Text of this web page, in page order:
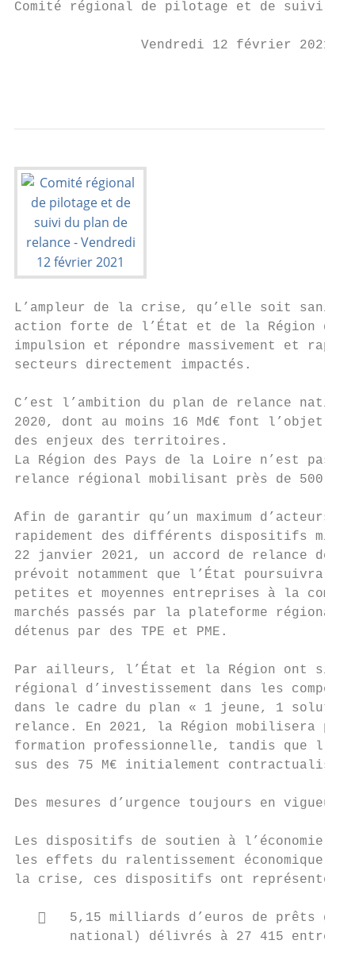
Comité régional de pilotage et de suivi du
                Vendredi 12 février 2021
L’ampleur de la crise, qu’elle soit
action forte de l’État et de la Région des
impulsion et répondre massivement et
secteurs directement impactés.
C’est l’ambition du plan de relance
2020, dont au moins 16 Md€ font l’objet
des enjeux des territoires.
La Région des Pays de la Loire n’est pas
relance régional mobilisant près de 500 M€.
Afin de garantir qu’un maximum d’acteurs
rapidement des différents dispositifs
22 janvier 2021, un accord de relance de
prévoit notamment que l’État poursuivra
petites et moyennes entreprises à la
marchés passés par la plateforme
détenus par des TPE et PME.
Par ailleurs, l’État et la Région ont
régional d’investissement dans les
dans le cadre du plan « 1 jeune, 1
relance. En 2021, la Région mobilisera
formation professionnelle, tandis que
sus des 75 M€ initialement contractualisés.
Des mesures d’urgence toujours en
Les dispositifs de soutien à l’économie
les effets du ralentissement économique
la crise, ces dispositifs ont représenté
   5,15 milliards d’euros de prêts
national) délivrés à 27 415